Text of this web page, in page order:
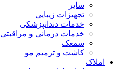
سایر
تجهیزات زیبایی
خدمات دندانپزشکی
خدمات درمانی و مراقبتی
سمعک
کاشت و ترمیم مو
املاک